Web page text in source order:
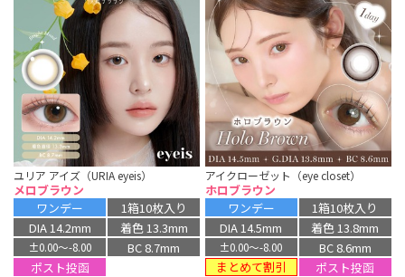
ユリア アイズ（URIA eyeis）
メロブラウン
ワンデー
1箱10枚入り
DIA 14.2mm
着色 13.3mm
±0.00〜-8.00
BC 8.7mm
ポスト投函
アイクローゼット（eye closet）
ホロブラウン
ワンデー
1箱10枚入り
DIA 14.5mm
着色 13.8mm
±0.00〜-8.00
BC 8.6mm
まとめて割引
ポスト投函